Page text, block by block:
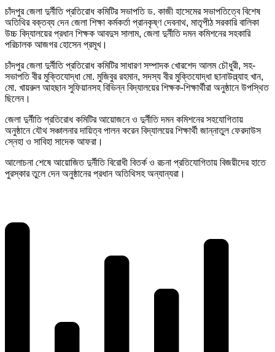
চাঁদপুর জেলা দুর্নীতি প্রতিরোধ কমিটির সভাপতি ড. কাজী হাসেমের সভাপতিত্বে বিশেষ
অতিথির বক্তব্য দেন জেলা শিক্ষা কর্মকর্তা প্রানকৃষ্ণ দেবনাথ, মাতৃপীঠ সরকারি বালিকা
উচ্চ বিদ্যালয়ের প্রধান শিক্ষক আবদুস সালাম, জেলা দুর্নীতি দমন কমিশনের সহকারি
পরিচালক আজগর হোসেন প্রমূখ।
চাঁদপুর জেলা দুর্নীতি প্রতিরোধ কমিটির সাধারণ সম্পাদক খোরশেদ আলম চৌধুরী, সহ-
সভাপতি বীর মুক্তিযোদ্ধা মো. মুজিবুর রহমান, সদস্য বীর মুক্তিযোদ্ধা ছানাউল্ল্যাহ খান,
মো. খায়রুল আহছান সুফিয়ানসহ বিভিন্ন বিদ্যালয়ের শিক্ষক-শিক্ষার্থীরা অনুষ্ঠানে উপস্থিত
ছিলেন।
জেলা দুর্নীতি প্রতিরোধ কমিটির আয়োজনে ও দুর্নীতি দমন কমিশনের সহযোগিতায়
অনুষ্ঠানে যৌথ সঞ্চালনার দায়িত্ব পালন করেন বিদ্যালয়ের শিক্ষার্থী জান্নাতুল ফেরদাউস
স্নেহা ও সাবিহা সাদেক আফরা।
আলোচনা শেষে আয়োজিত দুর্নীতি বিরোধী বিতর্ক ও রচনা প্রতিযোগিতায় বিজয়ীদের হাতে
পুরস্কার তুলে দেন অনুষ্ঠানের প্রধান অতিথিসহ অন্যান্যরা।